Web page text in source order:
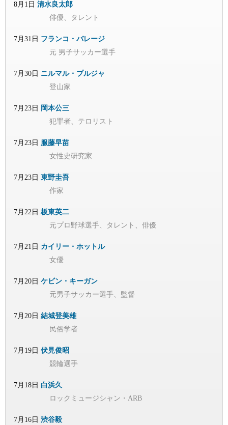
8月1日 清水良太郎
俳優、タレント
7月31日 フランコ・バレージ
元 男子サッカー選手
7月30日 ニルマル・プルジャ
登山家
7月23日 岡本公三
犯罪者、テロリスト
7月23日 服藤早苗
女性史研究家
7月23日 東野圭吾
作家
7月22日 板東英二
元プロ野球選手、タレント、俳優
7月21日 カイリー・ホットル
女優
7月20日 ケビン・キーガン
元男子サッカー選手、監督
7月20日 結城登美雄
民俗学者
7月19日 伏見俊昭
競輪選手
7月18日 白浜久
ロックミュージシャン・ARB
7月16日 渋谷毅